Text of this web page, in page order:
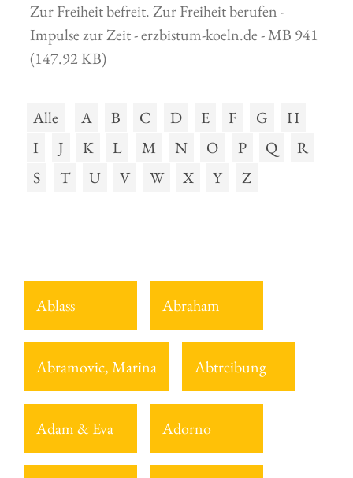
Zur Freiheit befreit. Zur Freiheit berufen -
Impulse zur Zeit - erzbistum-koeln.de - MB 941
(147.92 KB)
Alle A B C D E F G
H
I
J K L M N O P Q
R
S
T U V W X Y Z
Ablass Abraham
Abramovic, Marina Abtreibung
Adam & Eva Adorno